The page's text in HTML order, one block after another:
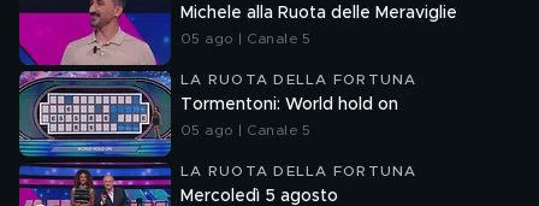
Michele alla Ruota delle Meraviglie
05 ago | Canale 5
LA RUOTA DELLA FORTUNA
Tormentoni: World hold on
05 ago | Canale 5
LA RUOTA DELLA FORTUNA
Mercoledì 5 agosto